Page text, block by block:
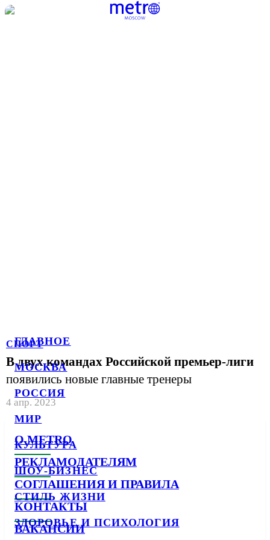
ГЛАВНОЕ
МОСКВА
РОССИЯ
МИР
КУЛЬТУРА
ШОУ-БИЗНЕС
СТИЛЬ ЖИЗНИ
ЗДОРОВЬЕ И ПСИХОЛОГИЯ
СПОРТ
В двух командах Российской премьер-лиги
появились новые главные тренеры
4 апр. 2023
О METRO
РЕКЛАМОДАТЕЛЯМ
СОГЛАШЕНИЯ И ПРАВИЛА
КОНТАКТЫ
ВАКАНСИИ